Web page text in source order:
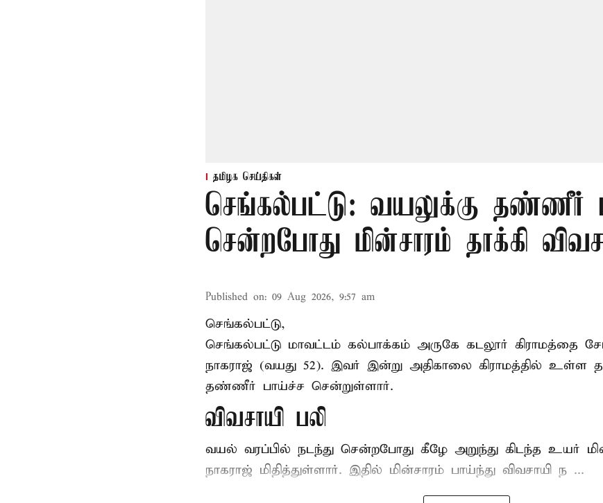
தமிழக செய்திகள்
செங்கல்பட்டு: வயலுக்கு தண்ணீர்
சென்றபோது மின்சாரம் தாக்கி
Published on: 09 Aug 2026, 9:57 am
செங்கல்பட்டு,
செங்கல்பட்டு மாவட்டம் கல்பாக்கம் அருகே கடலூர் கிராமத்தை
நாகராஜ் (வயது 52). இவர் இன்று அதிகாலை கிராமத்தில் உள்ள
தண்ணீர் பாய்ச்ச சென்றுள்ளார்.
விவசாயி பலி
வயல் வரப்பில் நடந்து சென்றபோது கீழே அறுந்து கிடந்த உயர்
நாகராஜ் மிதித்துள்ளார். இதில் மின்சாரம் பாய்ந்து விவசாயி ந ...